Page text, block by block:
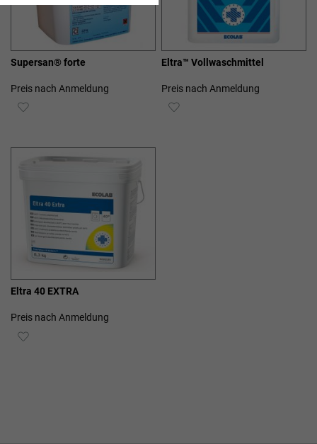
Supersan® forte
Preis nach Anmeldung
ZUR
HINZUFÜGEN
Eltra™ Vollwaschmittel
Preis nach Anmeldung
ZUR
Eltra 40 EXTRA
Preis nach Anmeldung
ZUR